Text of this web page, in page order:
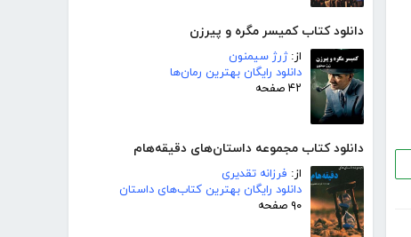
دانلود کتاب کمیسر مگره و پیرزن
از:ژرژ سیمنون
دانلود رایگان بهترین رمان‌ها
۴۲ صفحه
دانلود کتاب مجموعه داستان‌های دقیقه‌هام
از: فرزانه تقدیری
دانلود رایگان بهترین کتاب‌های داستان
۹۰ صفحه